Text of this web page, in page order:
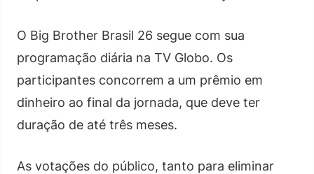
O Big Brother Brasil 26 segue com sua
programação diária na TV Globo. Os
participantes concorrem a um prêmio em
dinheiro ao final da jornada, que deve ter
duração de até três meses.
As votações do público, tanto para eliminar